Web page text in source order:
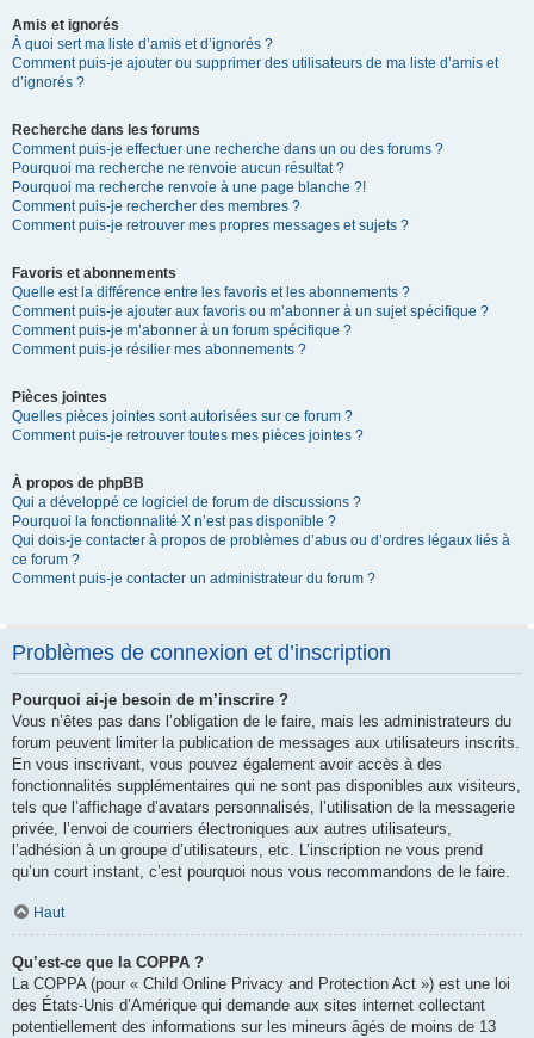
Amis et ignorés
À quoi sert ma liste d’amis et d’ignorés ?
Comment puis-je ajouter ou supprimer des utilisateurs de ma liste d’amis et
d’ignorés ?
Recherche dans les forums
Comment puis-je effectuer une recherche dans un ou des forums ?
Pourquoi ma recherche ne renvoie aucun résultat ?
Pourquoi ma recherche renvoie à une page blanche ?!
Comment puis-je rechercher des membres ?
Comment puis-je retrouver mes propres messages et sujets ?
Favoris et abonnements
Quelle est la différence entre les favoris et les abonnements ?
Comment puis-je ajouter aux favoris ou m’abonner à un sujet spécifique ?
Comment puis-je m’abonner à un forum spécifique ?
Comment puis-je résilier mes abonnements ?
Pièces jointes
Quelles pièces jointes sont autorisées sur ce forum ?
Comment puis-je retrouver toutes mes pièces jointes ?
À propos de phpBB
Qui a développé ce logiciel de forum de discussions ?
Pourquoi la fonctionnalité X n’est pas disponible ?
Qui dois-je contacter à propos de problèmes d’abus ou d’ordres légaux liés à
ce forum ?
Comment puis-je contacter un administrateur du forum ?
Problèmes de connexion et d’inscription
Pourquoi ai-je besoin de m’inscrire ?
Vous n’êtes pas dans l’obligation de le faire, mais les administrateurs du
forum peuvent limiter la publication de messages aux utilisateurs inscrits.
En vous inscrivant, vous pouvez également avoir accès à des
fonctionnalités supplémentaires qui ne sont pas disponibles aux visiteurs,
tels que l’affichage d’avatars personnalisés, l’utilisation de la messagerie
privée, l’envoi de courriers électroniques aux autres utilisateurs,
l’adhésion à un groupe d’utilisateurs, etc. L’inscription ne vous prend
qu’un court instant, c’est pourquoi nous vous recommandons de le faire.
Haut
Qu’est-ce que la COPPA ?
La COPPA (pour « Child Online Privacy and Protection Act ») est une loi
des États-Unis d’Amérique qui demande aux sites internet collectant
potentiellement des informations sur les mineurs âgés de moins de 13